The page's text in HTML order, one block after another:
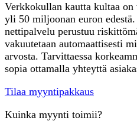
Verkkokullan kautta kultaa
yli 50 miljoonan euron
nettipalvelu perustuu
vakuutetaan automaattisesti
arvosta. Tarvittaessa
sopia ottamalla yhteyttä
Tilaa myyntipakkaus
Kuinka myynti toimii?